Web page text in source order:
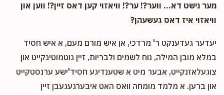
מער נישט דא... ווער?! ער?! וויאזוי קען דאס זיין?! ווען און
וויאזוי איז דאס געשעהן?
יעדער געדענקט ר' מרדכי, אן איש מורם מעם, א איש חסיד
במלא מובן המילה, נוח לשמים ולבריות, זיין גוטמוטיגקייט און
צוגעלאזנקייט, אבער מיט א שטענדיגע חסיד'ישע ערנסטקייט
און ברען. א מלמד מומחה וואס האט איבערגעגעבן זיין